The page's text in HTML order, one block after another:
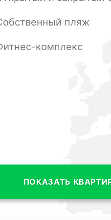
пляж
комплекс
ПОКАЗАТЬ